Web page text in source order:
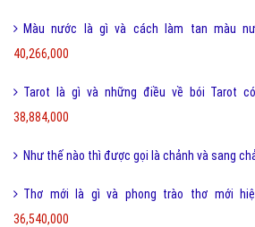
Màu nước là gì và cách làm tan màu
40,266,000
Tarot là gì và những điều về bói Tarot
38,884,000
Như thế nào thì được gọi là chảnh và sang
Thơ mới là gì và phong trào thơ mới
36,540,000